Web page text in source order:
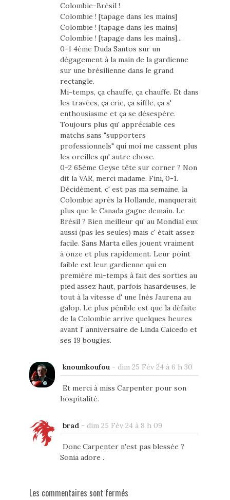
Colombie-Brésil !
Colombie ! [tapage dans les mains]
Colombie ! [tapage dans les mains]
Colombie ! [tapage dans les mains]...
0-1 4ème Duda Santos sur un
dégagement à la main de la gardienne
sur une brésilienne dans le grand
rectangle.
Mi-temps, ça chauffe, ça chauffe. Et dans
les travées, ça crie, ça siffle, ça s'
enthousiasme et ça se désespère.
Toujours plus qu' appréciable ces
matchs sans "supporters
professionnels" qui moi me cassent plus
les oreilles qu' autre chose.
0-2 65ème Geyse tête sur corner ? Non
dit la VAR, merci madame. Fini, 0-1.
Décidément, c' est pas ma semaine, la
Colombie après la Hollande, manquerait
plus que le Canada gagne demain. Le
Brésil ? Bien meilleur qu' au Mondial eux
aussi (pas les seules) mais c' était assez
facile. Sans Marta elles jouent vraiment
à onze et plus rapidement. Leur point
faible est leur gardienne qui en
première mi-temps à fait des sorties au
pied assez haut, parfois hasardeuses, le
tout à la vitesse d' une Inès Jaurena au
galop. Le plus pénible est que la défaite
de la Colombie arrive quelques heures
avant l' anniversaire de Linda Caicedo et
ses 19 bougies.
knoumkoufou - dim 25 Fév 24 à 6 h 30
Et merci à miss Carpenter pour son
hospitalité.
brad - dim 25 Fév 24 à 8 h 09
Donc Carpenter n'est pas blessée ?
Sonia adore .
Les commentaires sont fermés